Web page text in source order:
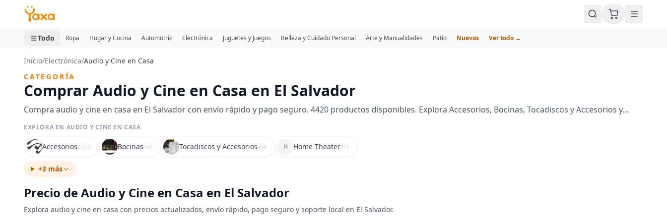
MINI CARRITO
0 productos
Todo Ropa Hogar y Cocina Automotriz Electrónica Juguetes y Juegos Belleza y Cuidado Personal Arte y Manualidades Patio Nuevos Ver todo →
Inicio/Electrónica/Audio y Cine en Casa
CATEGORÍA
Comprar Audio y Cine en Casa en El Salvador
Compra audio y cine en casa en El Salvador con envío rápido y pago seguro. 4420 productos disponibles. Explora Accesorios, Bocinas, Tocadiscos y Accesorios y...
EXPLORA EN AUDIO Y CINE EN CASA
Accesorios2.373 Bocinas782 Tocadiscos y Accesorios464 H Home Theater310
+3 más
Precio de Audio y Cine en Casa en El Salvador
Explora audio y cine en casa con precios actualizados, envío rápido, pago seguro y soporte local en El Salvador.